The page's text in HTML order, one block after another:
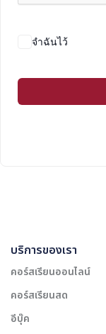
จำฉันไว้
บริการของเรา
คอร์สเรียนออนไลน์
คอร์สเรียนสด
อีบุ๊ค